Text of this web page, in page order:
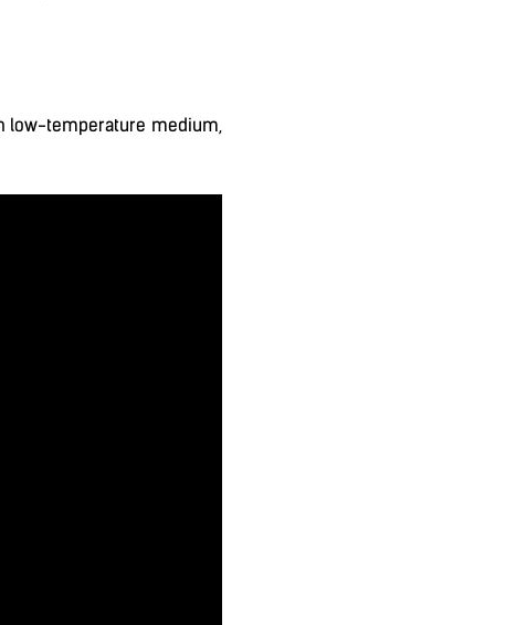
low-temperature medium,